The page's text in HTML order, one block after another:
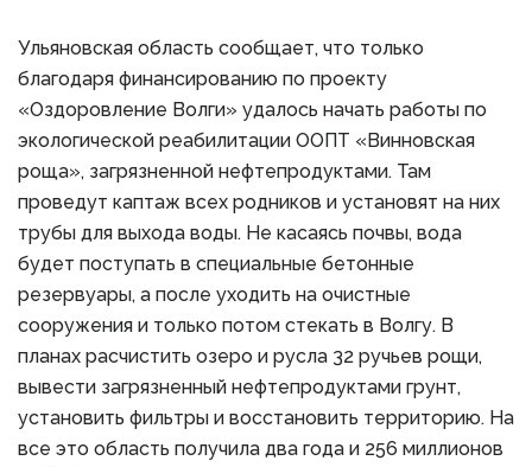
Ульяновская область сообщает, что только
благодаря финансированию по проекту
«Оздоровление Волги» удалось начать работы по
экологической реабилитации ООПТ «Винновская
роща», загрязненной нефтепродуктами. Там
проведут каптаж всех родников и установят на них
трубы для выхода воды. Не касаясь почвы, вода
будет поступать в специальные бетонные
резервуары, а после уходить на очистные
сооружения и только потом стекать в Волгу. В
планах расчистить озеро и русла 32 ручьев рощи,
вывести загрязненный нефтепродуктами грунт,
установить фильтры и восстановить территорию. На
все это область получила два года и 256 миллионов